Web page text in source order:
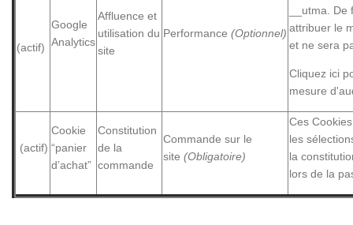
(actif)
Google
Analytics
Affluence et
utilisation du
site
Performance (Optionnel)
__utma.
attribuer le
et ne sera
Cliquez ici
mesure
(actif)
Cookie
“panier
d’achat”
Constitution
de la
commande
Commande sur le
site (Obligatoire)
Ces
les
la
lors de la